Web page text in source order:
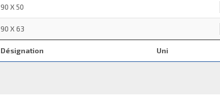
Désignation Uni
90 X 50
90 X 63